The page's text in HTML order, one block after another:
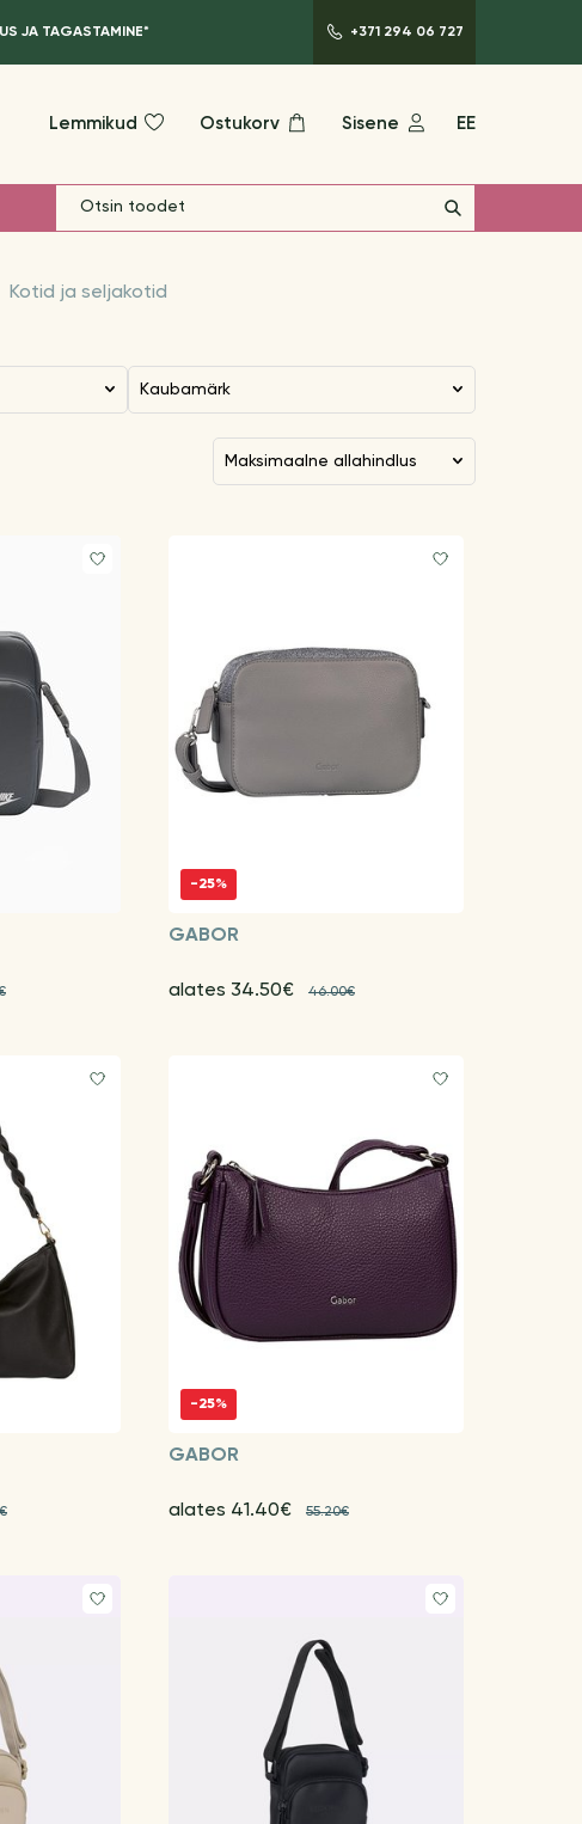
JA TAGASTAMINE* +371 294 06 727
Lemmikud Ostukorv Sisene EE
Kotid ja seljakotid
Kaubamärk
maksimaalne allahindlus
-25%
GABOR
alates 34.50€ 46.00€
-25%
GABOR
alates 41.40€ 55.20€